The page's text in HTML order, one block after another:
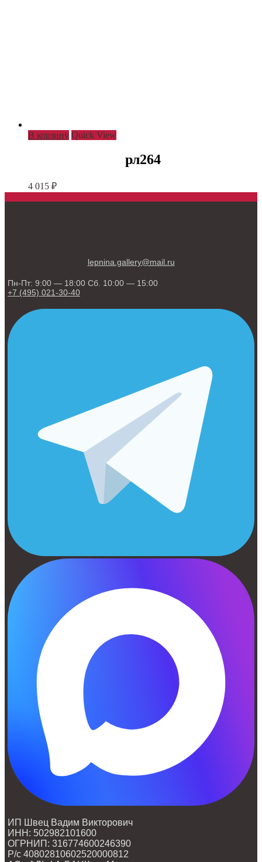
В корзину Quick View
рл264
4 015 ₽
lepnina.gallery@mail.ru
Пн-Пт: 9:00 — 18:00 Сб. 10:00 — 15:00
+7 (495) 021-30-40
ИП Швец Вадим Викторович
ИНН: 502982101600
ОГРНИП: 316774600246390
Р/с 40802810602520000812